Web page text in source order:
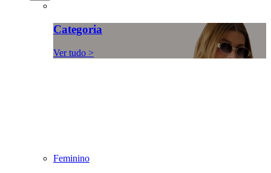
Categoria
Ver tudo >
Feminino